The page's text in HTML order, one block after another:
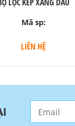
LỌC KÉP XĂNG DẦU
Mã sp:
LIÊN HỆ